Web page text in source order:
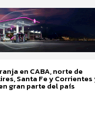
en CABA, norte de
Santa Fe y Corrientes
gran parte del país